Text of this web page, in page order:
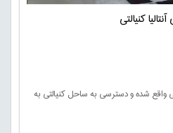
واقع شده و دسترسی به ساحل کنیالتی به